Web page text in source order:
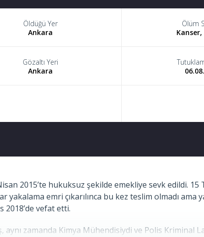
Öldüğü Yer
Ankara
Ölüm
Gözaltı Yeri
Ankara
2015’te hukuksuz şekilde emekliye sevk edildi. 15
yakalama emri çıkarılınca bu kez teslim olmadı
2018’de vefat etti.
aynı zamanda Kimya Mühendisiydi ve Polis Kriminal